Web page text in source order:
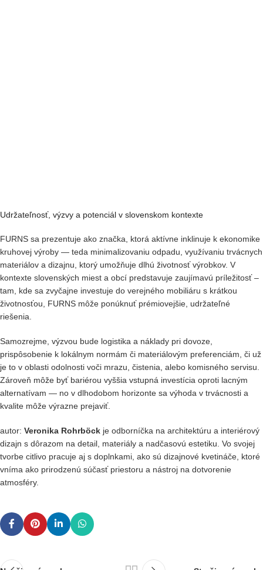
Udržateľnosť, výzvy a potenciál v slovenskom kontexte
FURNS sa prezentuje ako značka, ktorá aktívne inklinuje k ekonomike
kruhovej výroby — teda minimalizovaniu odpadu, využívaniu trvácnych
materiálov a dizajnu, ktorý umožňuje dlhú životnosť výrobkov. V
kontexte slovenských miest a obcí predstavuje zaujímavú príležitosť –
tam, kde sa zvyčajne investuje do verejného mobiliáru s krátkou
životnosťou, FURNS môže ponúknuť prémiovejšie, udržateľné
riešenia.
Samozrejme, výzvou bude logistika a náklady pri dovoze,
prispôsobenie k lokálnym normám či materiálovým preferenciám, či už
je to v oblasti odolnosti voči mrazu, čistenia, alebo komisného servisu.
Zároveň môže byť bariérou vyššia vstupná investícia oproti lacným
alternatívam — no v dlhodobom horizonte sa výhoda v trvácnosti a
kvalite môže výrazne prejaviť.
autor: Veronika Rohrböck je odborníčka na architektúru a interiérový
dizajn s dôrazom na detail, materiály a nadčasovú estetiku. Vo svojej
tvorbe citlivo pracuje aj s doplnkami, ako sú dizajnové kvetináče, ktoré
vníma ako prirodzenú súčasť priestoru a nástroj na dotvorenie
atmosféry.